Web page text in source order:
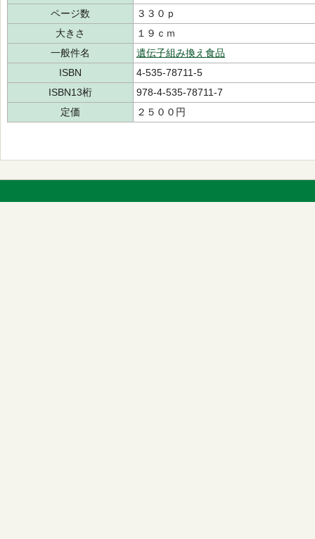
ページ数
３３０ｐ
大きさ
１９ｃｍ
一般件名
遺伝子組み換え食品
ISBN
4-535-78711-5
ISBN13桁
978-4-535-78711-7
定価
２５００円